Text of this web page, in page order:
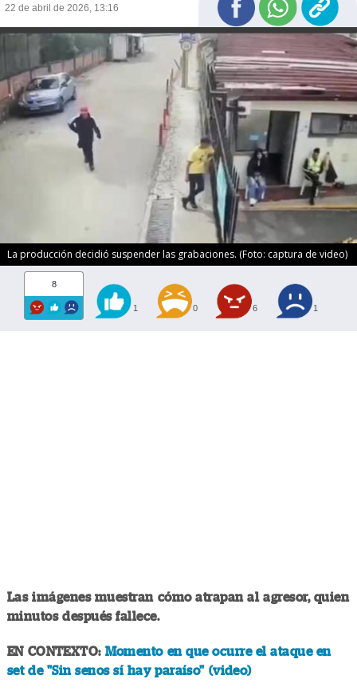
22 de abril de 2026, 13:16
La producción decidió suspender las grabaciones. (Foto: captura de video)
8
1 0 6 1
Las imágenes muestran cómo atrapan al agresor, quien
minutos después fallece.
EN CONTEXTO: Momento en que ocurre el ataque en
set de "Sin senos sí hay paraíso" (video)